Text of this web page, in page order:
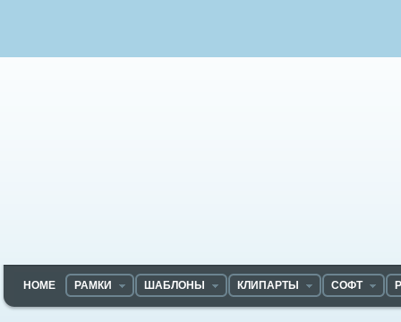
HOME РАМКИ ШАБЛОНЫ КЛИПАРТЫ СОФТ